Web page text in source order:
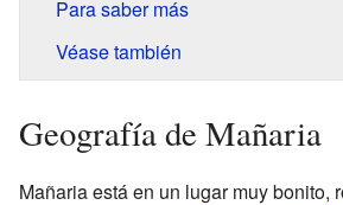
Para saber más
Véase también
Geografía de Mañaria
Mañaria está en un lugar muy bonito,